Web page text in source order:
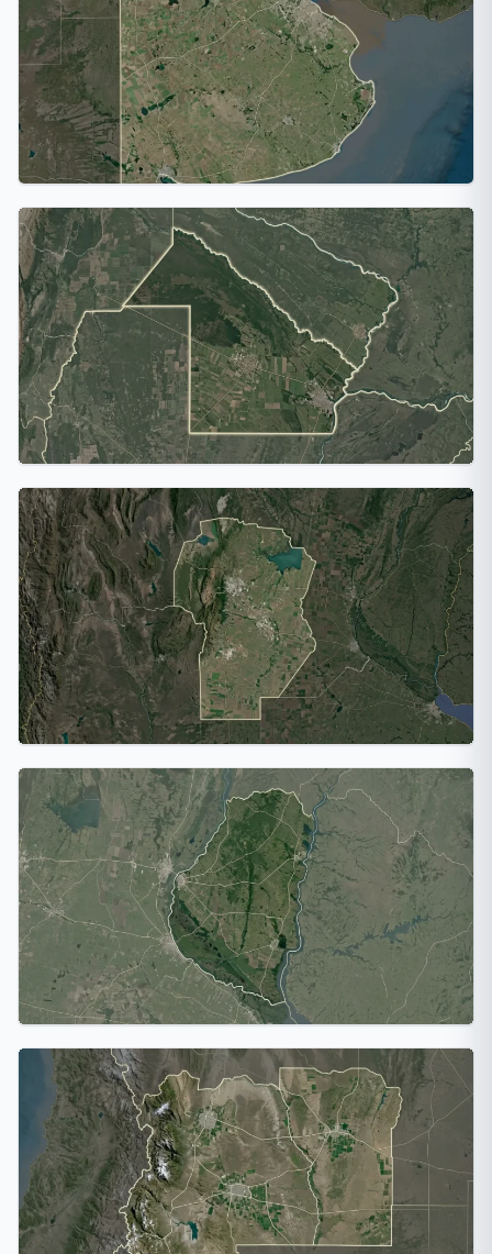
Buenos Aires
10 ciudades
Chaco
1 ciudad
Córdoba
3 ciudades
Entre Ríos
2 ciudades